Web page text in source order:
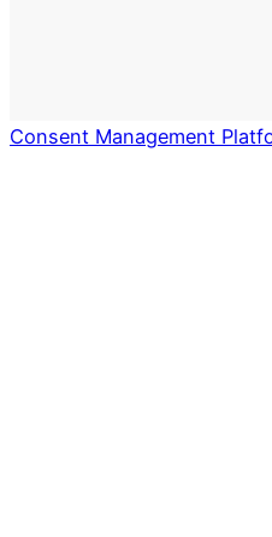
Consent Management